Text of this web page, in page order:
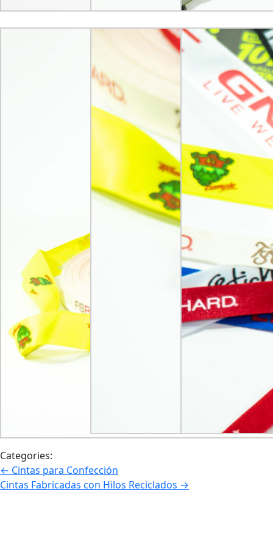
Categories:
Navegación
de
← Cintas para Confección
Cintas Fabricadas con Hilos Reciclados →